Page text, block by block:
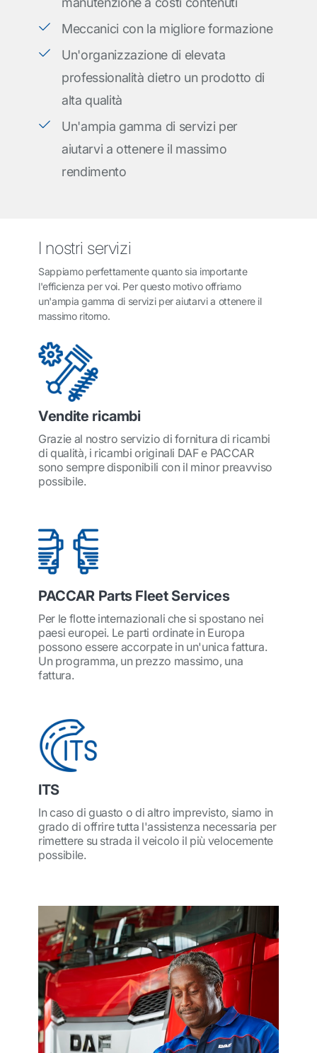
Meccanici con la migliore formazione
Un'organizzazione di elevata
professionalità dietro un prodotto di
alta qualità
Un'ampia gamma di servizi per
aiutarvi a ottenere il massimo
rendimento
I nostri servizi
Sappiamo perfettamente quanto sia importante
l'efficienza per voi. Per questo motivo offriamo
un'ampia gamma di servizi per aiutarvi a ottenere il
massimo ritorno.
Vendite ricambi
Grazie al nostro servizio di fornitura di ricambi
di qualità, i ricambi originali DAF e PACCAR
sono sempre disponibili con il minor preavviso
possibile.
PACCAR Parts Fleet Services
Per le flotte internazionali che si spostano nei
paesi europei. Le parti ordinate in Europa
possono essere accorpate in un'unica fattura.
Un programma, un prezzo massimo, una
fattura.
ITS
In caso di guasto o di altro imprevisto, siamo in
grado di offrire tutta l'assistenza necessaria per
rimettere su strada il veicolo il più velocemente
possibile.